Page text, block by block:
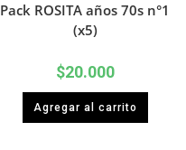
Pack ROSITA años 70s n°1
(x5)
$20.000
Agregar al carrito